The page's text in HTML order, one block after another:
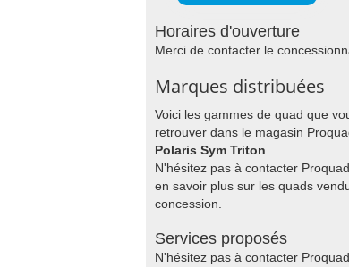
Horaires d'ouverture
Merci de contacter le
Marques distribuées
Voici les gammes de quad que
retrouver dans le magasin
Polaris Sym Triton
N'hésitez pas à contacter
en savoir plus sur les quads
concession.
Services proposés
N'hésitez pas à contacter